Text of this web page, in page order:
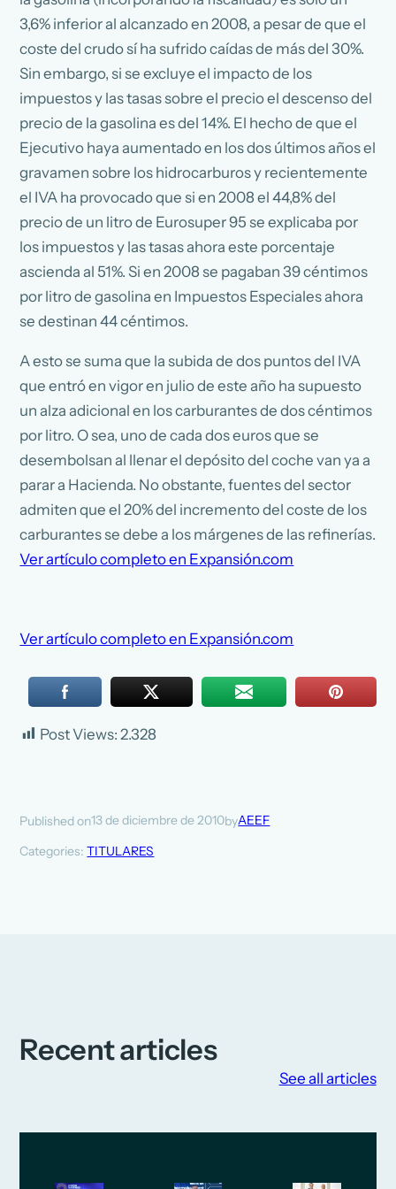
3,6% inferior al alcanzado en 2008, a pesar de que el
coste del crudo sí ha sufrido caídas de más del 30%.
Sin embargo, si se excluye el impacto de los
impuestos y las tasas sobre el precio el descenso del
precio de la gasolina es del 14%. El hecho de que el
Ejecutivo haya aumentado en los dos últimos años el
gravamen sobre los hidrocarburos y recientemente
el IVA ha provocado que si en 2008 el 44,8% del
precio de un litro de Eurosuper 95 se explicaba por
los impuestos y las tasas ahora este porcentaje
ascienda al 51%. Si en 2008 se pagaban 39 céntimos
por litro de gasolina en Impuestos Especiales ahora
se destinan 44 céntimos.
A esto se suma que la subida de dos puntos del IVA
que entró en vigor en julio de este año ha supuesto
un alza adicional en los carburantes de dos céntimos
por litro. O sea, uno de cada dos euros que se
desembolsan al llenar el depósito del coche van ya a
parar a Hacienda. No obstante, fuentes del sector
admiten que el 20% del incremento del coste de los
carburantes se debe a los márgenes de las refinerías.
Ver artículo completo en Expansión.com
Ver artículo completo en Expansión.com
Post Views: 2.328
Published on13 de diciembre de 2010byAEEF
Categories:TITULARES
Recent articles
See all articles